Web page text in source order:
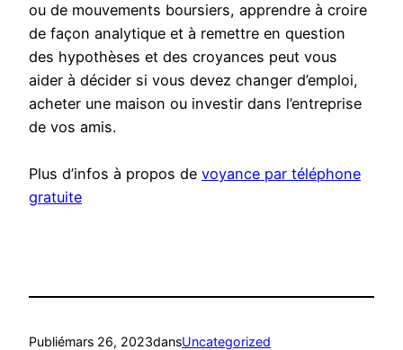
ou de mouvements boursiers, apprendre à croire
de façon analytique et à remettre en question
des hypothèses et des croyances peut vous
aider à décider si vous devez changer d’emploi,
acheter une maison ou investir dans l’entreprise
de vos amis.
Plus d’infos à propos de voyance par téléphone
gratuite
Publiémars 26, 2023dansUncategorized